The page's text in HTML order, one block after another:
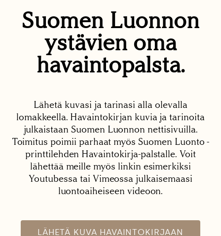
Suomen Luonnon
ystävien oma
havaintopalsta.
Lähetä kuvasi ja tarinasi alla olevalla
lomakkeella. Havaintokirjan kuvia ja tarinoita
julkaistaan Suomen Luonnon nettisivuilla.
Toimitus poimii parhaat myös Suomen Luonto -
printtilehden Havaintokirja-palstalle. Voit
lähettää meille myös linkin esimerkiksi
Youtubessa tai Vimeossa julkaisemaasi
luontoaiheiseen videoon.
LÄHETÄ KUVA HAVAINTOKIRJAAN